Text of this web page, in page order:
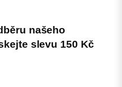
našeho
slevu 150 Kč